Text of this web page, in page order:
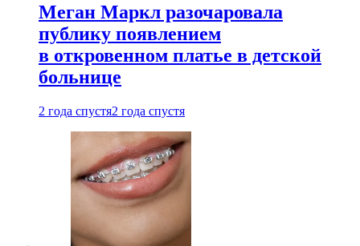
Меган Маркл разочаровала
публику появлением
в откровенном платье в детской
больнице
2 года спустя2 года спустя